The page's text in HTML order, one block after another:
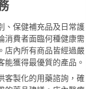
、保健補充品及日常護
消費者面臨何種健康需
店內所有商品皆經過嚴
能獲得最優質的產品。
客製化的用藥諮詢，確